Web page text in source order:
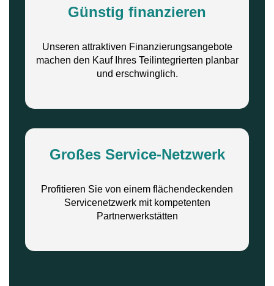
Günstig finanzieren
Unseren attraktiven Finanzierungsangebote
machen den Kauf Ihres Teilintegrierten planbar
und erschwinglich.
Großes Service-Netzwerk
Profitieren Sie von einem flächendeckenden
Servicenetzwerk mit kompetenten
Partnerwerkstätten